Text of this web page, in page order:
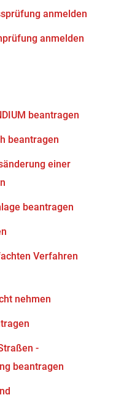
anmelden
anmelden
beantragen
beantragen
einer
beantragen
Verfahren
nehmen
-
beantragen